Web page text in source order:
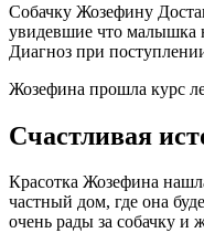
Собачку Жозефину
увидевшие что малышка
Диагноз при
Жозефина прошла курс
Счастливая
Красотка Жозефина
частный дом, где она
очень рады за собачку и